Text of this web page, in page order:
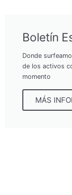
Boletín
Donde
de los activos
momento
MÁS